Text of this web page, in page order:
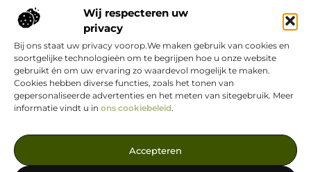
Wij respecteren uw
privacy
Bij ons staat uw privacy voorop.We maken gebruik van cookies en
soortgelijke technologieën om te begrijpen hoe u onze website
gebruikt én om uw ervaring zo waardevol mogelijk te maken.
Cookies hebben diverse functies, zoals het tonen van
gepersonaliseerde advertenties en het meten van sitegebruik. Meer
informatie vindt u in ons cookiebeleid.
Accepteren
— Ontdek inspirerende verhalen, nuttige tips en waardevolle
Onze informatie